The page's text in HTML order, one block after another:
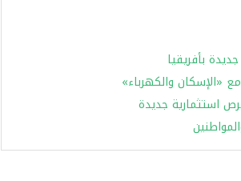
«الإسكان والكهرباء»